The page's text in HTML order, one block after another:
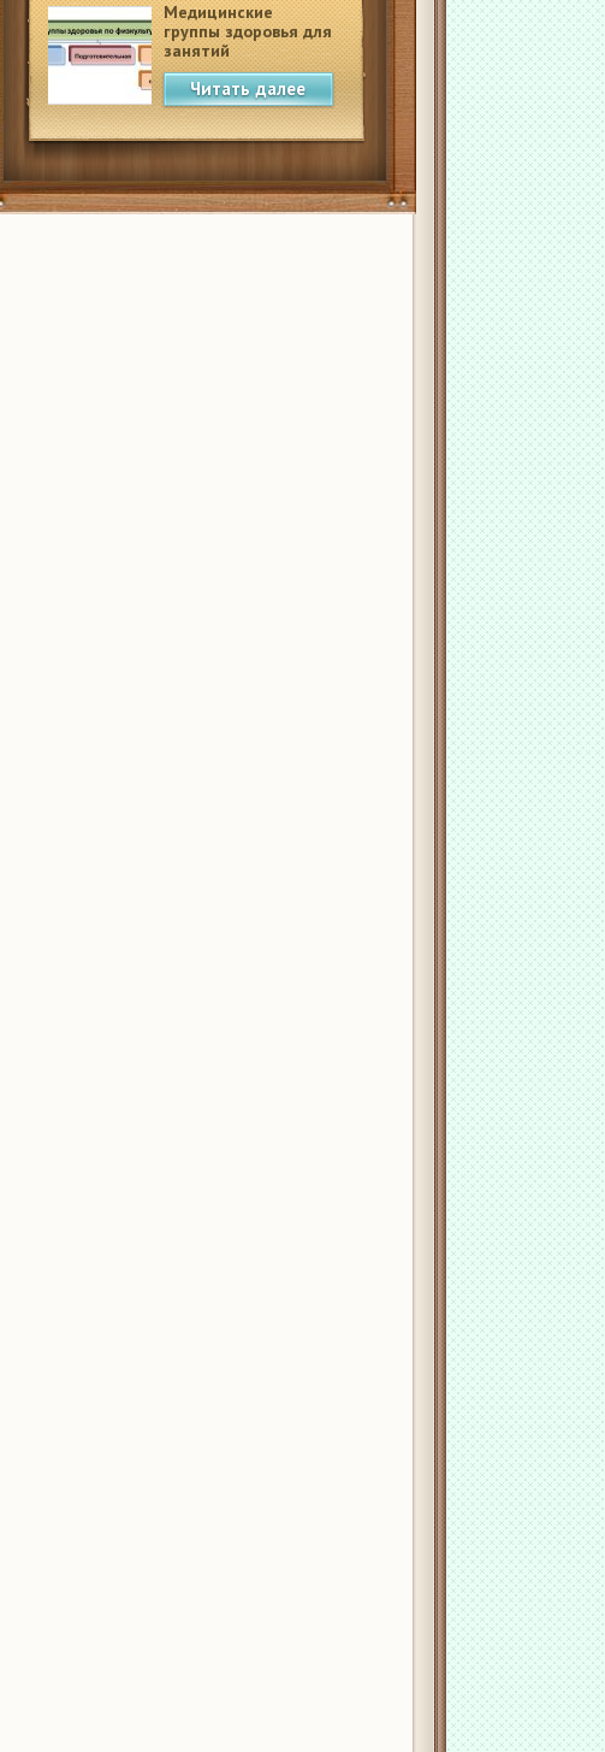
Медицинские
группы здоровья для
занятий
физкультурой в
школеЧитать далее